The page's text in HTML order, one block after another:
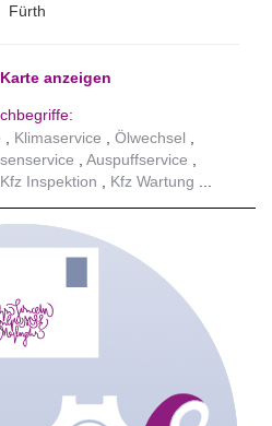
Fürth
anzeigen
Klimaservice
Ölwechsel
Auspuffservice
Kfz Inspektion Kfz Wartung